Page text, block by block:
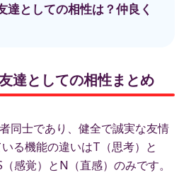
達としての相性は？仲良く
達としての相性まとめ
同士であり、健全で誠実な友情
る機能の違いはT（思考）と
感覚）とN（直感）のみです。